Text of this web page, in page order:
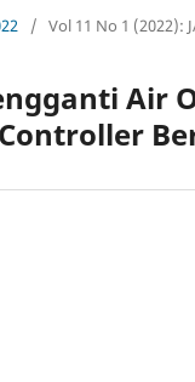
/ Vol 11 No 1 (2022):
Air